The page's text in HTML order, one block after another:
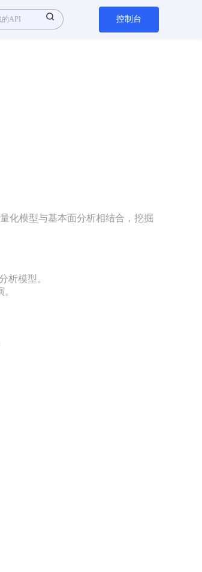
控制台
模型与基本面分析相结合，挖掘
分析模型。
。